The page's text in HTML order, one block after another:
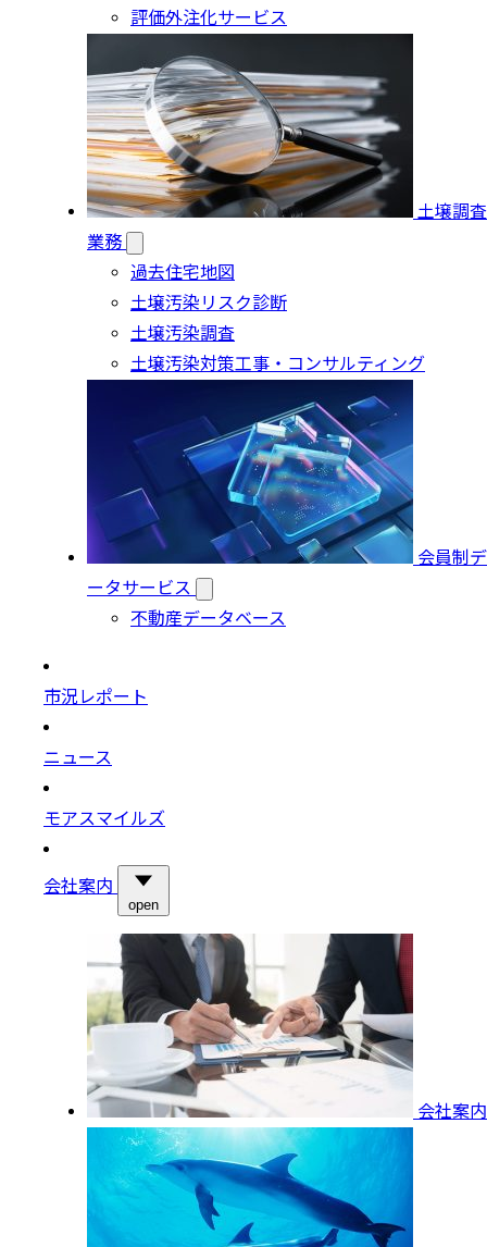
評価外注化サービス
土壌調査
業務
過去住宅地図
土壌汚染リスク診断
土壌汚染調査
土壌汚染対策工事・コンサルティング
会員制デ
ータサービス
不動産データベース
市況レポート
ニュース
モアスマイルズ
会社案内
open
会社案内